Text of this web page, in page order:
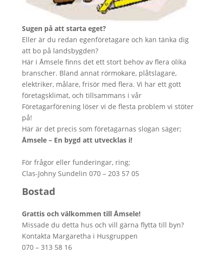
Sugen på att starta eget?
Eller är du redan egenföretagare och kan tänka dig
att bo på landsbygden?
Här i Åmsele finns det ett stort behov av flera olika
branscher. Bland annat rörmokare, plåtslagare,
elektriker, målare, frisör med flera. Vi har ett gott
företagsklimat, och tillsammans i vår
Företagarförening löser vi de flesta problem vi stöter
på!
Här är det precis som företagarnas slogan säger;
Åmsele – En bygd att utvecklas i!
För frågor eller funderingar, ring;
Clas-Johny Sundelin 070 – 203 57 05
Bostad
Grattis och välkommen till Åmsele!
Missade du detta hus och vill gärna flytta till byn?
Kontakta Margaretha i Husgruppen
070 – 313 58 16